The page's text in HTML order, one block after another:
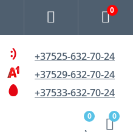
0
+37525-632-70-24
+37529-632-70-24
+37533-632-70-24
0 0